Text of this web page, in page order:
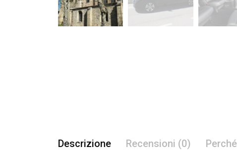
Descrizione Recensioni (0)